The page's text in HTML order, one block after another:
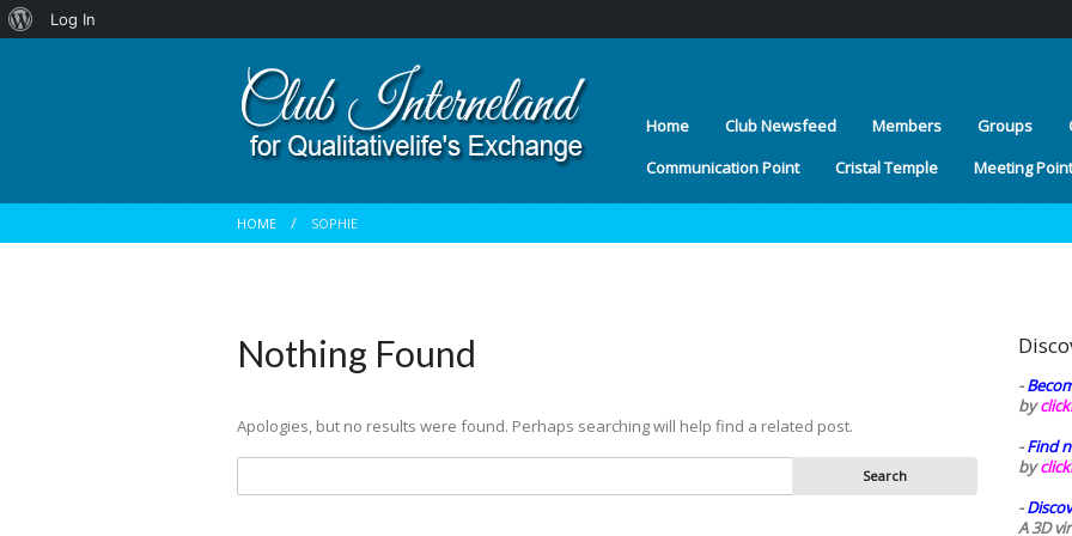
About
Log In
Home Club Newsfeed Members Groups
Communication Point
Cristal Temple Meeting Point
HOME SOPHIE
Nothing Found
Apologies, but no results were found. Perhaps searching will help find a related post.
-
by
-Find
by
-
A 3D